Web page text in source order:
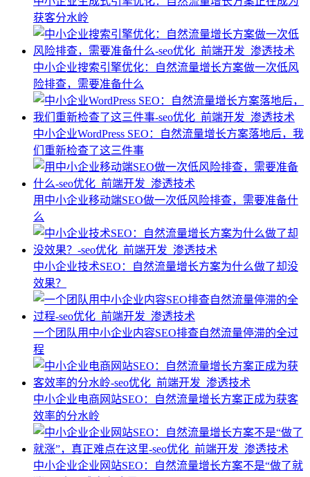
获客分水岭
中小企业搜索引擎优化：自然流量增长方案做一次低风
险排查，需要准备什么
中小企业WordPress SEO：自然流量增长方案落地后，我
们重新检查了这三件事
用中小企业移动端SEO做一次低风险排查，需要准备什
么
中小企业技术SEO：自然流量增长方案为什么做了却没
效果？
一个团队用中小企业内容SEO排查自然流量停滞的全过
程
中小企业电商网站SEO：自然流量增长方案正成为获客
效率的分水岭
中小企业企业网站SEO：自然流量增长方案不是“做了就